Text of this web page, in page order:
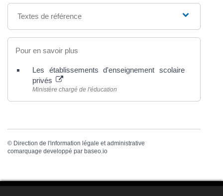
Textes de référence
Pour en savoir plus
Les établissements d'enseignement scolaire
privés
Ministère chargé de l'éducation
© Direction de l'information légale et administrative
comarquage developpé par baseo.io